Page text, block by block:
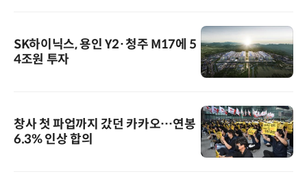
SK하이닉스, 용인 Y2·청주 M17에 5
4조원 투자
창사 첫 파업까지 갔던 카카오…연봉
6.3% 인상 합의